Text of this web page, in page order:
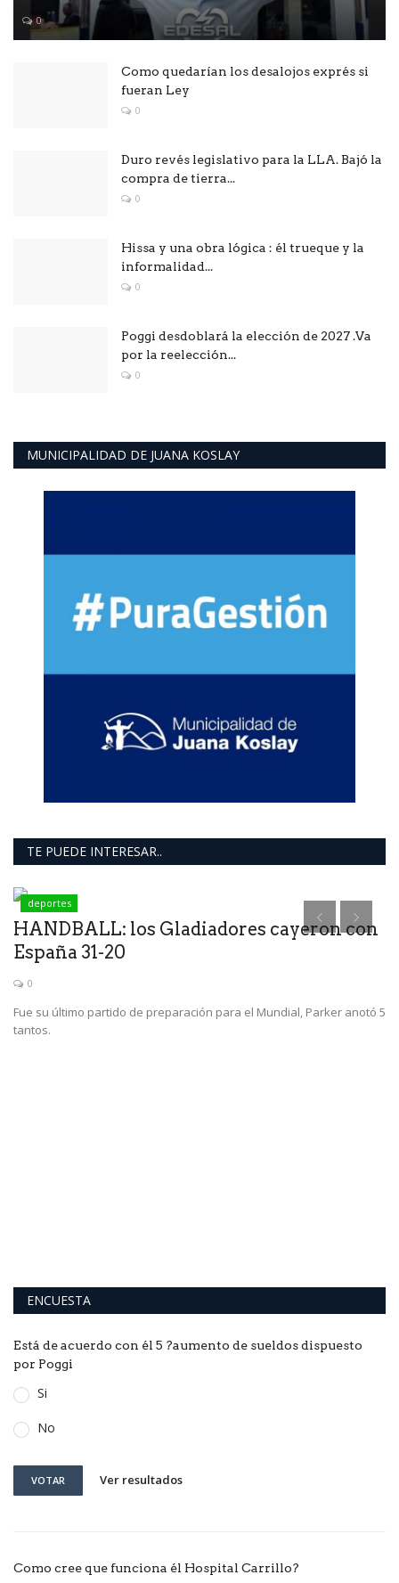
0
Como quedarían los desalojos exprés si
fueran Ley
0
Duro revés legislativo para la LLA. Bajó la
compra de tierra...
0
Hissa y una obra lógica : él trueque y la
informalidad...
0
Poggi desdoblará la elección de 2027 .Va
por la reelección...
0
MUNICIPALIDAD DE JUANA KOSLAY
TE PUEDE INTERESAR..
deportes
HANDBALL: los Gladiadores cayeron con
España 31-20
0
Fue su último partido de preparación para el Mundial, Parker anotó 5
tantos.
ENCUESTA
Está de acuerdo con él 5 ?aumento de sueldos dispuesto
por Poggi
Si
No
VOTAR Ver resultados
Como cree que funciona él Hospital Carrillo?